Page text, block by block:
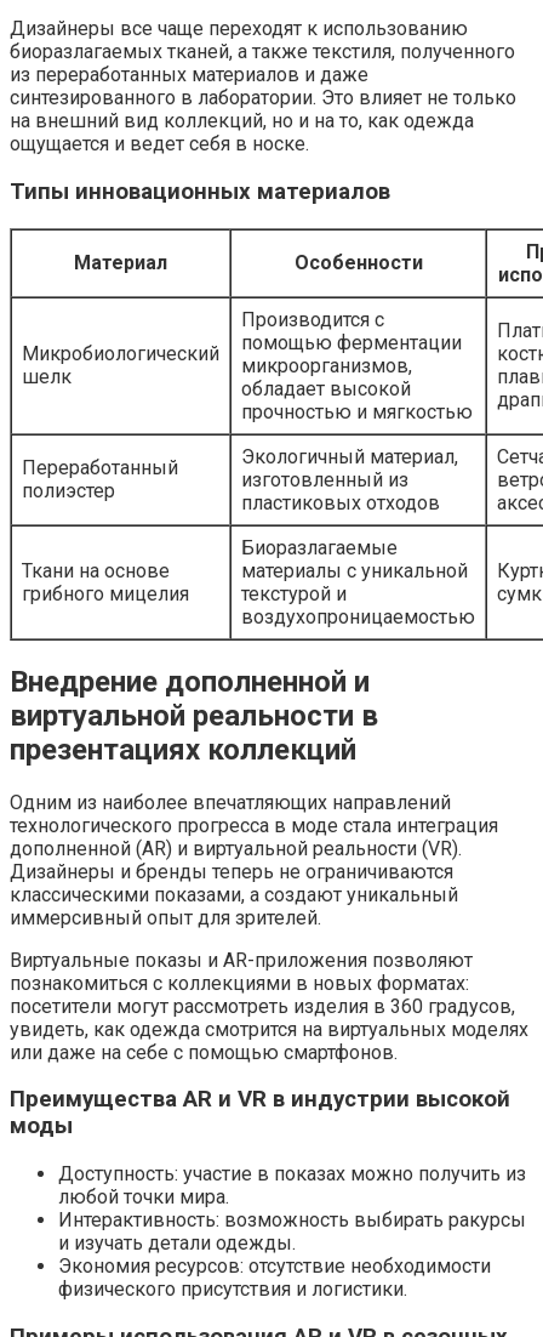
Дизайнеры все чаще переходят к использованию
биоразлагаемых тканей, а также текстиля, полученного
из переработанных материалов и даже
синтезированного в лаборатории. Это влияет не только
на внешний вид коллекций, но и на то, как одежда
ощущается и ведет себя в носке.
Типы инновационных материалов
Материал Особенности
Микробиологический
шелк
Производится с
помощью ферментации
микроорганизмов,
обладает высокой
прочностью и мягкостью
Переработанный
полиэстер
Экологичный материал,
изготовленный из
пластиковых отходов
Ткани на основе
грибного мицелия
Биоразлагаемые
материалы с уникальной
текстурой и
воздухопроницаемостью
Внедрение дополненной и
виртуальной реальности в
презентациях коллекций
Одним из наиболее впечатляющих направлений
технологического прогресса в моде стала интеграция
дополненной (AR) и виртуальной реальности (VR).
Дизайнеры и бренды теперь не ограничиваются
классическими показами, а создают уникальный
иммерсивный опыт для зрителей.
Виртуальные показы и AR-приложения позволяют
познакомиться с коллекциями в новых форматах:
посетители могут рассмотреть изделия в 360 градусов,
увидеть, как одежда смотрится на виртуальных моделях
или даже на себе с помощью смартфонов.
Преимущества AR и VR в индустрии высокой
моды
Доступность: участие в показах можно получить из
любой точки мира.
Интерактивность: возможность выбирать ракурсы
и изучать детали одежды.
Экономия ресурсов: отсутствие необходимости
физического присутствия и логистики.